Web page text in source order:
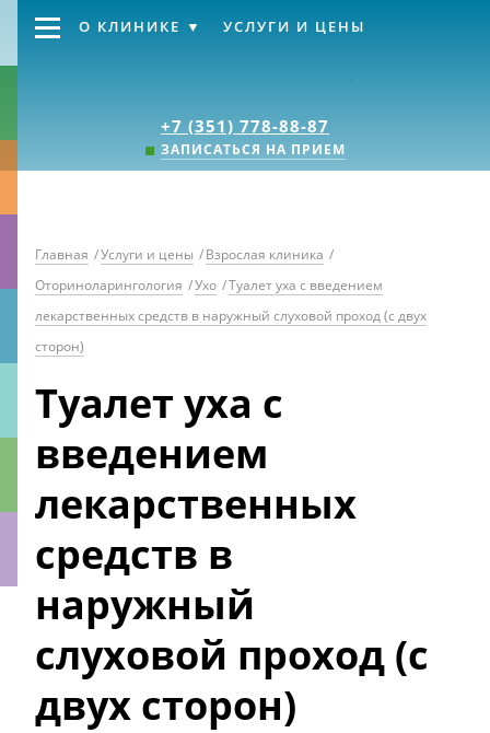
+7 (351) 778-88-87
ЗАПИСАТЬСЯ НА ПРИЕМ
О КЛИНИКЕ УСЛУГИ И ЦЕНЫ
Главная /Услуги и цены /Взрослая клиника /
Оториноларингология /Ухо /Туалет уха с введением
лекарственных средств в наружный слуховой проход (с двух
сторон)
Туалет уха с
введением
лекарственных
средств в
наружный
слуховой проход (с
двух сторон)